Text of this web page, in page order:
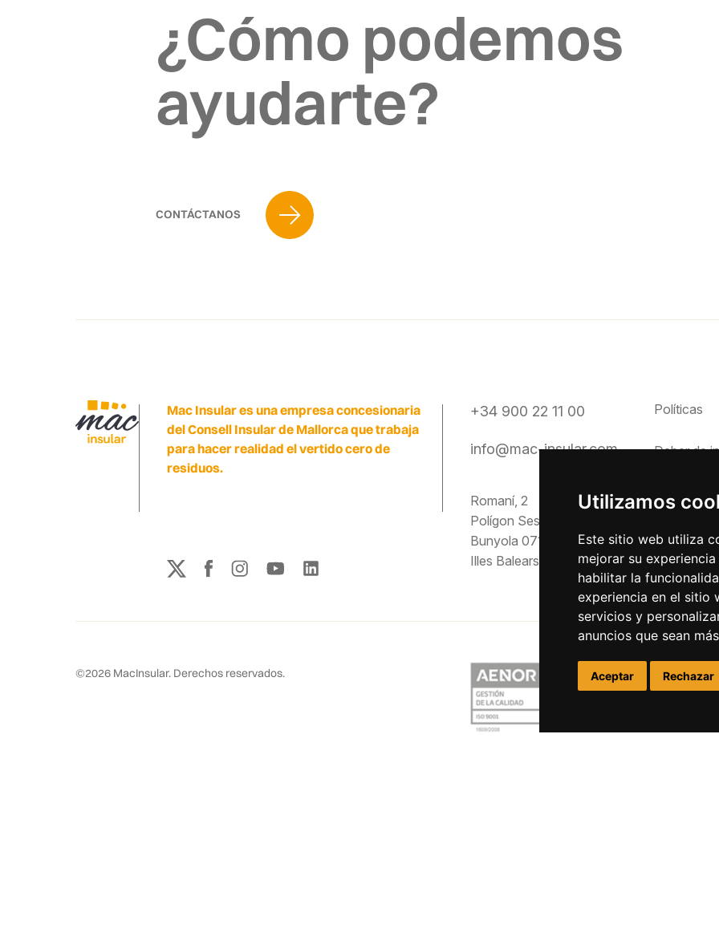
Utilizamos
Este sitio web utiliza
mejorar su
habilitar la
experiencia en el sitio
servicios y
anuncios que sean
Aceptar Rechazar
¿Cómo podemos
ayudarte?
CONTÁCTANOS
Mac Insular es una empresa concesionaria
del Consell Insular de Mallorca que trabaja
para hacer realidad el vertido cero de
residuos.
+34 900 22 11 00
info@mac-insular.com
Romaní, 2
Polígon Ses Veles
Bunyola 07193
Illes Balears
Políticas
Deber de
Canal ético
Preguntas
Descargas
©2026 MacInsular. Derechos reservados.